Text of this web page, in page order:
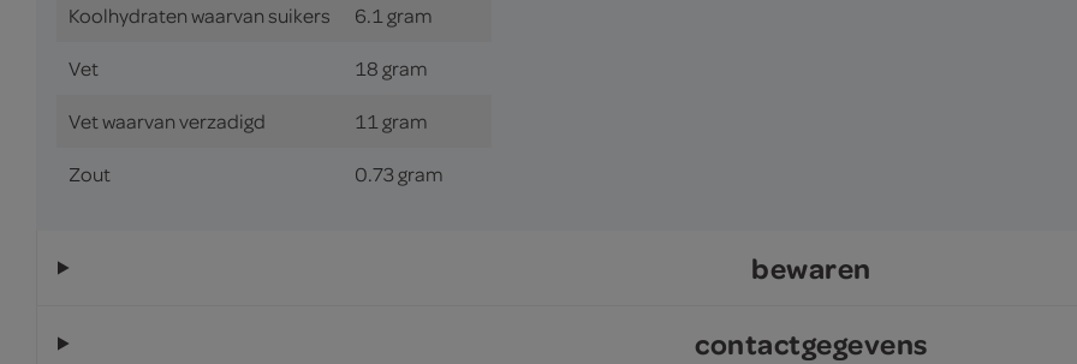
Koolhydraten waarvan suikers 6.1 gram
Vet 18 gram
Vet waarvan verzadigd 11 gram
Zout 0.73 gram
bewaren
contactgegevens